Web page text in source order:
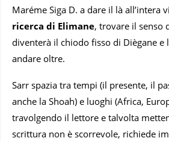
Maréme Siga D. a dare il là all’intera
ricerca di Elimane, trovare il senso
diventerà il chiodo fisso di Diègane e
andare oltre.
Sarr spazia tra tempi (il presente, il
anche la Shoah) e luoghi (Africa,
travolgendo il lettore e talvolta
scrittura non è scorrevole, richiede